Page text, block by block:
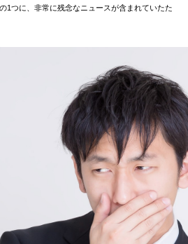
1つに、非常に残念なニュースが含まれていたた